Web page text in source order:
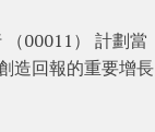
00011） 計劃當
造回報的重要增長